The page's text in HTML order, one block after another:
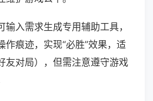
入需求生成专用辅助工具，
作痕迹，实现“必胜”效果，适
友对局），但需注意遵守游戏